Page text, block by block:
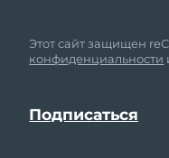
Этот сайт защищен
конфиденциальности